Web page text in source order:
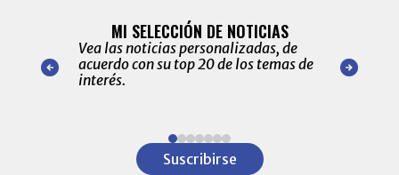
nuestro
para
MI SELECCIÓN DE NOTICIAS
Vea las noticias personalizadas, de
acuerdo con su top 20 de los temas de
interés.
de las
Suscribirse